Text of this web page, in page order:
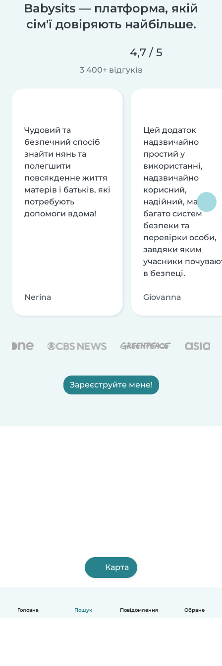
Головна Пошук Повідомлення Обране
Babysits — платформа, якій
сім'ї довіряють найбільше.
4,7 / 5
3 400+ відгуків
Чудовий та
безпечний спосіб
знайти нянь та
полегшити
повсякденне життя
матерів і батьків, які
потребують
допомоги вдома!
Nerina
Цей додаток
надзвичайно
простий у
використанні,
надзвичайно
корисний,
надійний, має
багато систем
безпеки та
перевірки особи,
завдяки яким
учасники
в безпеці.
Giovanna
Зареєструйте мене!
Карта